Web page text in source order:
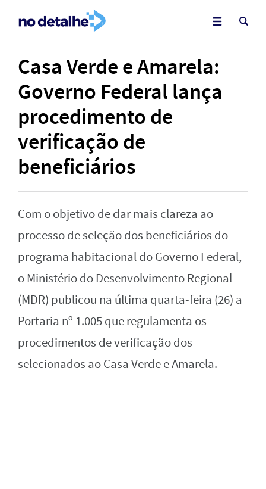
Casa Verde e Amarela:
Governo Federal lança
procedimento de
verificação de
beneficiários
Com o objetivo de dar mais clareza ao
processo de seleção dos beneficiários do
programa habitacional do Governo Federal,
o Ministério do Desenvolvimento Regional
(MDR) publicou na última quarta-feira (26) a
Portaria nº 1.005 que regulamenta os
procedimentos de verificação dos
selecionados ao Casa Verde e Amarela.